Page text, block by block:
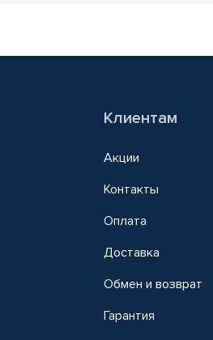
Клиентам
Акции
Контакты
Оплата
Доставка
Обмен и возврат
Гарантия